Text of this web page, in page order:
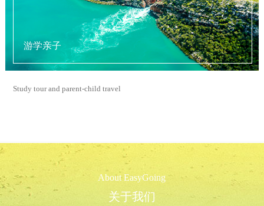
游学亲子
Study tour and parent-child travel
About EasyGoing
关于我们